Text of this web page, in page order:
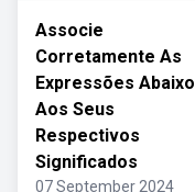
Associe
Corretamente As
Expressões Abaixo
Aos Seus
Respectivos
Significados
07 September 2024